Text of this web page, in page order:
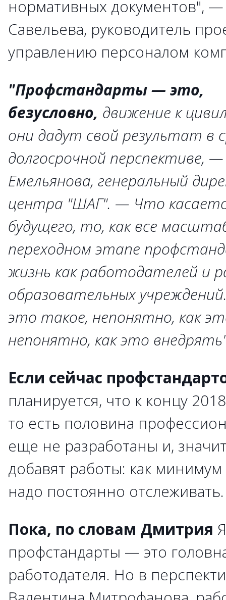
нормативных документов",
Савельева, руководитель
управлению персоналом
"Профстандарты — это,
безусловно, движение к
они дадут свой результат в
долгосрочной перспективе,
Емельянова, генеральный
центра "ШАГ". — Что
будущего, то, как все
переходном этапе
жизнь как работодателей и
образовательных
это такое, непонятно, как
непонятно, как это
Если сейчас
планируется, что к концу
то есть половина
еще не разработаны и,
добавят работы: как
надо постоянно отслеживать.
Пока, по словам Дмитрия
профстандарты — это
работодателя. Но в